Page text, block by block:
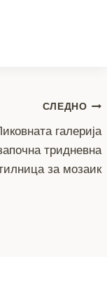
СЛЕДНО
галерија
тридневна
за мозаик